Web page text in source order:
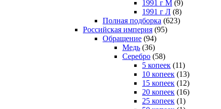
1991 г М (9)
1991 г Л (8)
Полная подборка (623)
Российская империя (95)
Обращение (94)
Медь (36)
Серебро (58)
5 копеек (11)
10 копеек (13)
15 копеек (12)
20 копеек (16)
25 копеек (1)